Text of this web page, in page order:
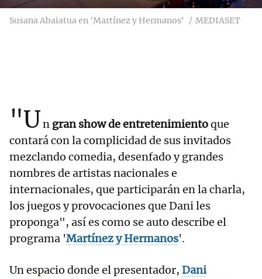
Susana Abaiatua en 'Martínez y Hermanos' MEDIASET
"Un gran show de entretenimientoque
contará con la complicidad de sus invitados
mezclando comedia, desenfado y grandes
nombres de artistas nacionales e
internacionales, que participarán en la charla,
los juegos y provocaciones que Dani les
proponga", así es como se auto describe el
programa 'Martínez y Hermanos'.
Un espacio donde el presentador, Dani